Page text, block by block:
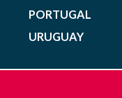
PORTUGAL
URUGUAY